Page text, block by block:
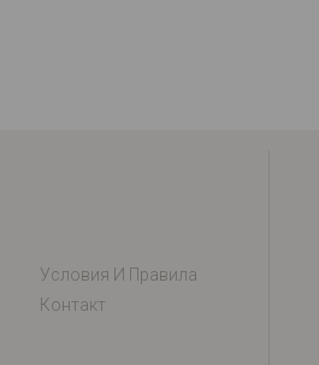
Условия И Правила
Контакт